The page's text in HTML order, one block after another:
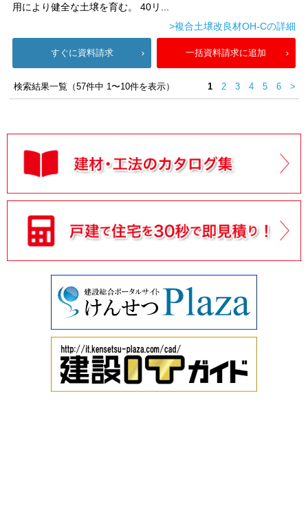
用により健全な土壌を育む。 40リ...
>複合土壌改良材OH-Cの詳細
すぐに資料請求 一括資料請求に追加
検索結果一覧（57件中 1〜10件を表示） 1 2 3 4 5 6 >